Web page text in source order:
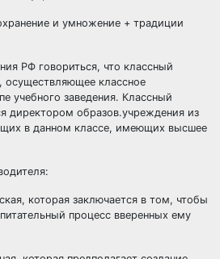
и умножение + традиции
РФ говориться, что классный
осуществляющее классное
учебного заведения. Классный
директором образов.учреждения из
в данном классе, имеющих высшее
заключается в том, чтобы
процесс вверенных ему